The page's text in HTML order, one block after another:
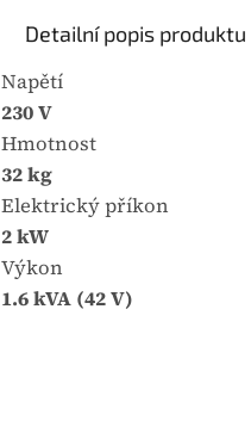
0
h
ě
i
Detailní popis produktu
Napětí
230 V
Hmotnost
32 kg
Elektrický příkon
2 kW
Výkon
1.6 kVA (42 V)